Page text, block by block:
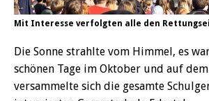
Mit Interesse verfolgten alle den
Die Sonne strahlte vom Himmel, es
schönen Tage im Oktober und auf
versammelte sich die gesamte